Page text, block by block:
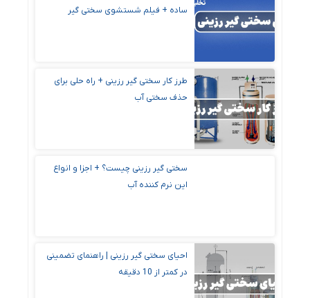
ساده + فیلم شستشوی سختی گیر
طرز کار سختی گیر رزینی + راه‌ حلی برای
حذف سختی آب
سختی گیر رزینی چیست؟ + اجزا و انواع
این نرم کننده آب
احیای سختی گیر رزینی | راهنمای تضمینی
در کمتر از 10 دقیقه